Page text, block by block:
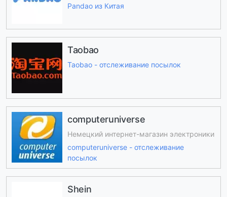
Pandao из Китая
Taobao
Taobao - отслеживание посылок
computeruniverse
Немецкий интернет-магазин электроники
computeruniverse - отслеживание
посылок
Shein